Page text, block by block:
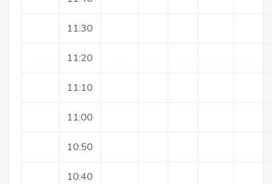
11:30
11:20
11:10
11:00
10:50
10:40